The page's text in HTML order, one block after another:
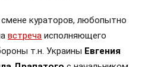
кураторов, любопытно
встреча исполняющего
т.н. Украины Евгения